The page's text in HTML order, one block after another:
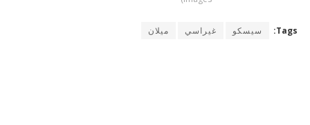
Tags: سيسكو غيراسي ميلان